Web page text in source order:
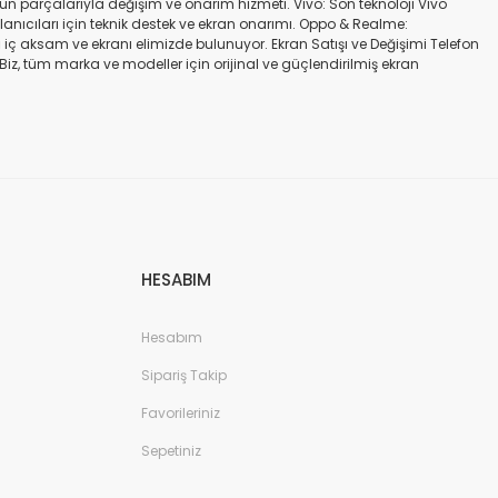
parçalarıyla değişim ve onarım hizmeti. Vivo: Son teknoloji Vivo
için teknik destek ve ekran onarımı. Oppo & Realme:
ve ekranı elimizde bulunuyor. Ekran Satışı ve Değişimi Telefon
Biz, tüm marka ve modeller için orijinal ve güçlendirilmiş ekran
değişimi ve tamiri Batarya değişimi Neden Bizi Tercih Etmelisiniz?
HESABIM
Hesabım
Sipariş Takip
Favorileriniz
Sepetiniz